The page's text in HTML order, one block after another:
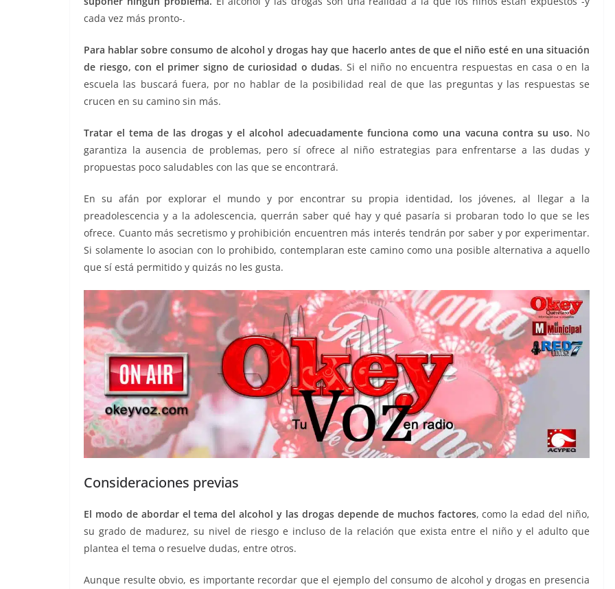
o
k
p k
cada vez más pronto-.
Para hablar sobre consumo de alcohol y drogas hay que hacerlo antes de que el niño esté en una situación
de riesgo, con el primer signo de curiosidad o dudas. Si el niño no encuentra respuestas en casa o en la
escuela las buscará fuera, por no hablar de la posibilidad real de que las preguntas y las respuestas se
crucen en su camino sin más.
Tratar el tema de las drogas y el alcohol adecuadamente funciona como una vacuna contra su uso. No
garantiza la ausencia de problemas, pero sí ofrece al niño estrategias para enfrentarse a las dudas y
propuestas poco saludables con las que se encontrará.
En su afán por explorar el mundo y por encontrar su propia identidad, los jóvenes, al llegar a la
preadolescencia y a la adolescencia, querrán saber qué hay y qué pasaría si probaran todo lo que se les
ofrece. Cuanto más secretismo y prohibición encuentren más interés tendrán por saber y por experimentar.
Si solamente lo asocian con lo prohibido, contemplaran este camino como una posible alternativa a aquello
que sí está permitido y quizás no les gusta.
Consideraciones previas
El modo de abordar el tema del alcohol y las drogas depende de muchos factores, como la edad del niño,
su grado de madurez, su nivel de riesgo e incluso de la relación que exista entre el niño y el adulto que
plantea el tema o resuelve dudas, entre otros.
Aunque resulte obvio, es importante recordar que el ejemplo del consumo de alcohol y drogas en presencia